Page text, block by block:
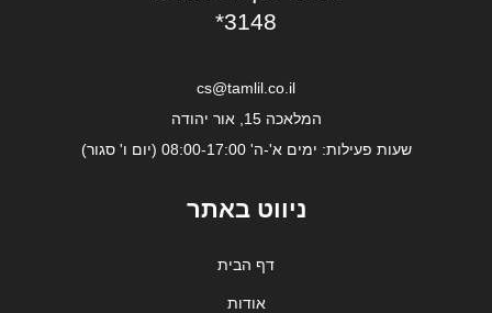
*3148
cs@tamlil.co.il
המלאכה 15, אור יהודה
שעות פעילות: ימים א'-ה' 08:00-17:00 (יום ו' סגור)
ניווט באתר
דף הבית
אודות